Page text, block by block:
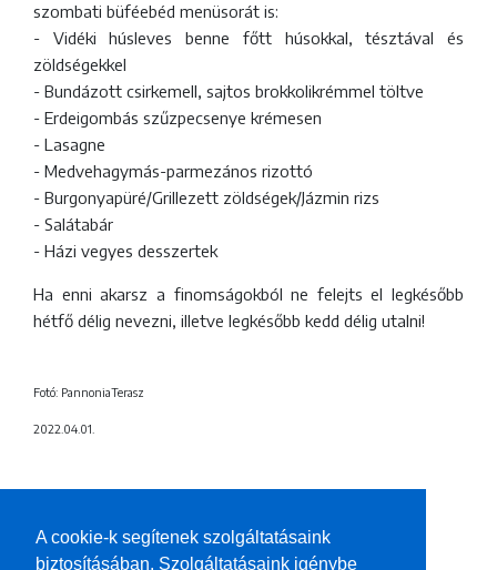
A cookie-k segítenek szolgáltatásaink
biztosításában. Szolgáltatásaink igénybe
szombati büféebéd menüsorát is:
- Vidéki húsleves benne főtt húsokkal, tésztával és
zöldségekkel
- Bundázott csirkemell, sajtos brokkolikrémmel töltve
- Erdeigombás szűzpecsenye krémesen
- Lasagne
- Medvehagymás-parmezános rizottó
- Burgonyapüré/Grillezett zöldségek/Jázmin rizs
- Salátabár
- Házi vegyes desszertek
Ha enni akarsz a finomságokból ne felejts el legkésőbb
hétfő délig nevezni, illetve legkésőbb kedd délig utalni!
Fotó: PannoniaTerasz
2022.04.01.
HOZZÁSZÓLÁSOK